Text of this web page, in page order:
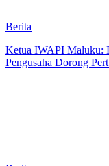
Berita
Ketua IWAPI Maluku:
Pengusaha Dorong